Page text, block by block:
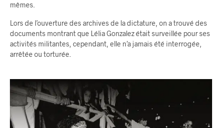
mêmes.
Lors de l’ouverture des archives de la dictature, on a trouvé des
documents montrant que Lélia Gonzalez était surveillée pour ses
activités militantes, cependant, elle n’a jamais été interrogée,
arrêtée ou torturée.